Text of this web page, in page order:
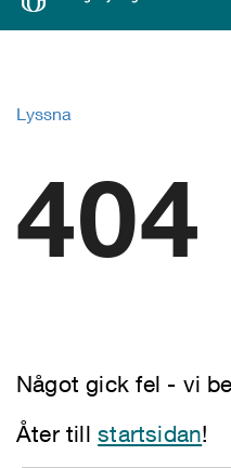
Lyssna
404
Något gick fel - vi
Åter tillstartsidan!